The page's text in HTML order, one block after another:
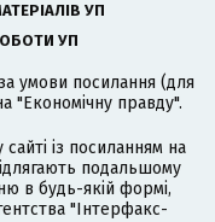
УП
УП
умови посилання (для
"Економічну правду".
із посиланням на
подальшому
в будь-якій формі,
"Інтерфакс-